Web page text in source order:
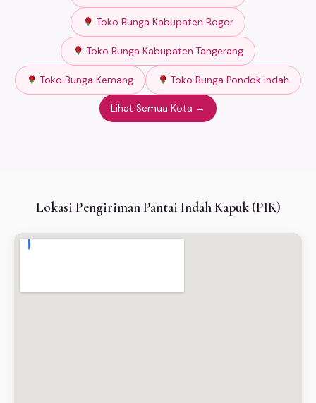
Toko Bunga Kabupaten Bogor
Toko Bunga Kabupaten Tangerang
Toko Bunga Kemang Toko Bunga Pondok Indah
Lihat Semua Kota →
Lokasi Pengiriman Pantai Indah Kapuk (PIK)